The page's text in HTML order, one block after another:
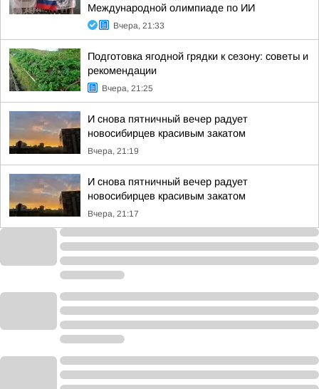
Международной олимпиаде по ИИ
Вчера, 21:33
Подготовка ягодной грядки к сезону: советы и
рекомендации
Вчера, 21:25
И снова пятничный вечер радует
новосибирцев красивым закатом
Вчера, 21:19
И снова пятничный вечер радует
новосибирцев красивым закатом
Вчера, 21:17